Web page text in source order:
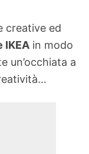
creative ed
IKEA in modo
un’occhiata a